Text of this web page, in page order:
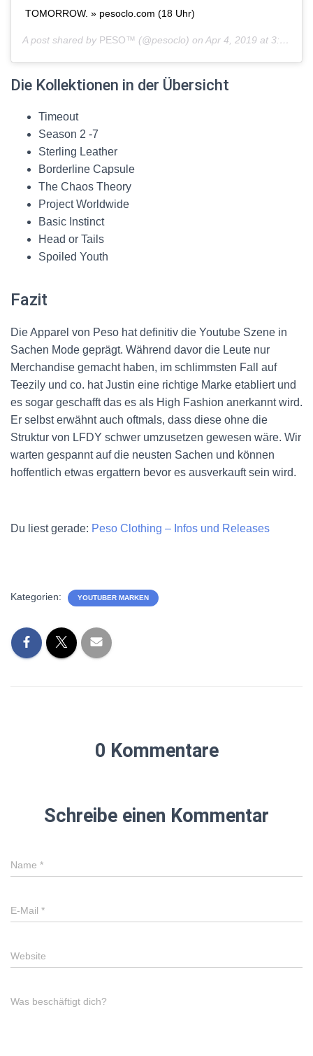
TOMORROW. » pesoclo.com (18 Uhr)
A post shared by PESO™ (@pesoclo) on Apr 4, 2019 at 3:47am PDT
Die Kollektionen in der Übersicht
Timeout
Season 2 -7
Sterling Leather
Borderline Capsule
The Chaos Theory
Project Worldwide
Basic Instinct
Head or Tails
Spoiled Youth
Fazit
DieApparel von Peso hat definitiv die Youtube Szene in
Sachen Mode geprägt. Während davor die Leute nur
Merchandise gemacht haben, im schlimmsten Fall auf
Teezily und co. hat Justin eine richtige Marke etabliert und
es sogar geschafft das es als High Fashion anerkannt wird.
Er selbst erwähnt auch oftmals, dass diese ohne die
Struktur von LFDY schwer umzusetzen gewesen wäre. Wir
warten gespannt auf die neusten Sachen und können
hoffentlich etwas ergattern bevor es ausverkauft sein wird.
Du liest gerade: Peso Clothing – Infos und Releases
Kategorien: YOUTUBER MARKEN
0 Kommentare
Schreibe einen Kommentar
Name *
E-Mail *
Website
Was beschäftigt dich?